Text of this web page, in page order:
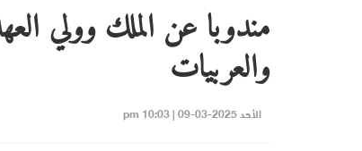
مندوبا عن الملك وولي
والعربيات
الأحد 2025-03-09 | 10:03 pm